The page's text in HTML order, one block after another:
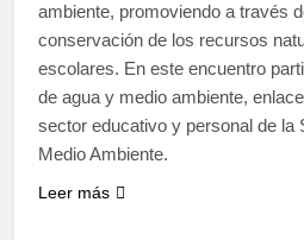
ambiente, promoviendo a través
conservación de los recursos
escolares. En este encuentro
de agua y medio ambiente,
sector educativo y personal de la
Medio Ambiente.
Leer más